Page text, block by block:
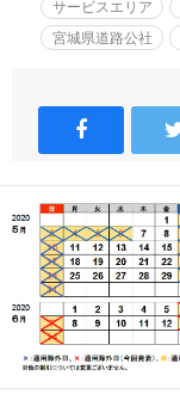
サービスエリア
宮城県道路公社